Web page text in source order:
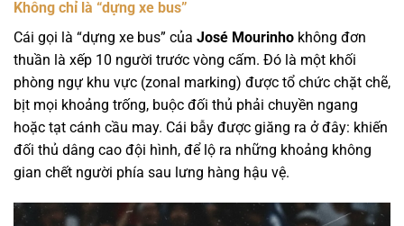
Không chỉ là “dựng xe bus”
Cái gọi là “dựng xe bus” của José Mourinho không đơn
thuần là xếp 10 người trước vòng cấm. Đó là một khối
phòng ngự khu vực (zonal marking) được tổ chức chặt chẽ,
bịt mọi khoảng trống, buộc đối thủ phải chuyền ngang
hoặc tạt cánh cầu may. Cái bẫy được giăng ra ở đây: khiến
đối thủ dâng cao đội hình, để lộ ra những khoảng không
gian chết người phía sau lưng hàng hậu vệ.